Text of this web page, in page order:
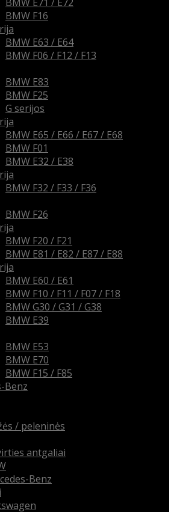
BMW F16
BMW E63 / E64
BMW F06 / F12 / F13
BMW E83
BMW F25
G serijos
BMW E65 / E66 / E67 / E68
BMW F01
BMW E32 / E38
BMW F32 / F33 / F36
BMW F26
BMW F20 / F21
BMW E81 / E82 / E87 / E88
BMW E60 / E61
BMW F10 / F11 / F07 / F18
BMW G30 / G31 / G38
BMW E39
BMW E53
BMW E70
BMW F15 / F85
Benz
/ peleninės
antgaliai
Benz